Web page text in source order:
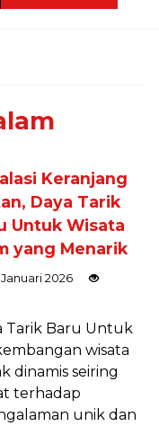
Keranjang
Daya Tarik
Untuk Wisata
yang Menarik
2026
Tarik Baru Untuk
wisata
dinamis seiring
terhadap
unik dan